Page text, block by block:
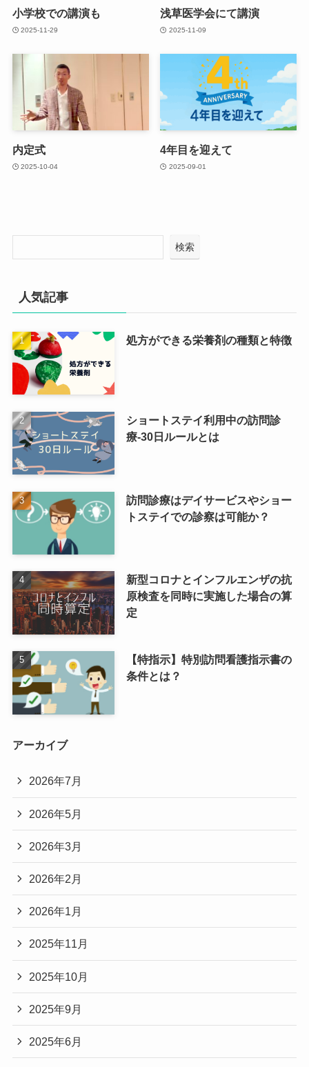
小学校での講演も
2025-11-29
浅草医学会にて講演
2025-11-09
内定式
2025-10-04
4年目を迎えて
2025-09-01
検索
人気記事
処方ができる栄養剤の種類と特徴
ショートステイ利用中の訪問診
療-30日ルールとは
訪問診療はデイサービスやショー
トステイでの診察は可能か？
新型コロナとインフルエンザの抗
原検査を同時に実施した場合の算
定
【特指示】特別訪問看護指示書の
条件とは？
アーカイブ
2026年7月
2026年5月
2026年3月
2026年2月
2026年1月
2025年11月
2025年10月
2025年9月
2025年6月